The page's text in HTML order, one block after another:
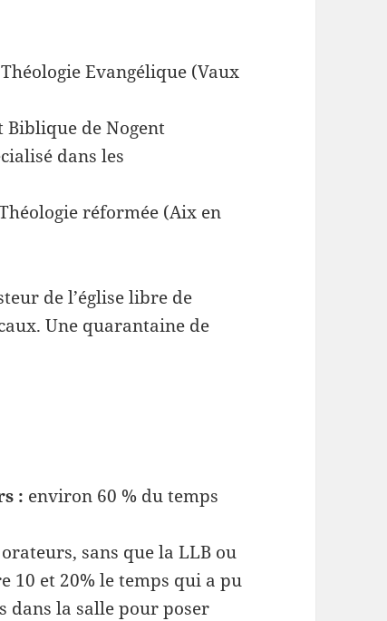
Evangélique (Vaux
Biblique de Nogent
dans les
réformée (Aix en
de l’église libre de
Une quarantaine de
: environ 60 % du temps
sans que la LLB ou
10 et 20% le temps qui a pu
dans la salle pour poser